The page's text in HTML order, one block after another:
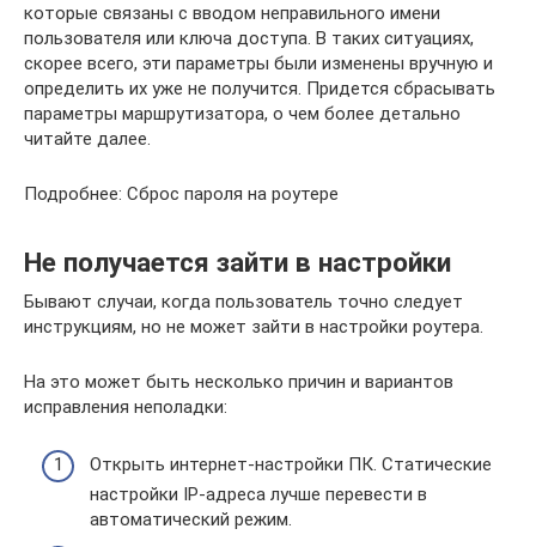
которые связаны с вводом неправильного имени
пользователя или ключа доступа. В таких ситуациях,
скорее всего, эти параметры были изменены вручную и
определить их уже не получится. Придется сбрасывать
параметры маршрутизатора, о чем более детально
читайте далее.
Подробнее: Сброс пароля на роутере
Не получается зайти в настройки
Бывают случаи, когда пользователь точно следует
инструкциям, но не может зайти в настройки роутера.
На это может быть несколько причин и вариантов
исправления неполадки:
Открыть интернет-настройки ПК. Статические
настройки IP-адреса лучше перевести в
автоматический режим.